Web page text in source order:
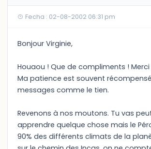
Fecha : 02-08-2002 06:31 pm
Bonjour Virginie,
Houaou ! Que de compliments !
Ma patience est souvent
messages comme le tien.
Revenons à nos moutons. Tu vas
apprendre quelque chose mais le
90% des différents climats de la